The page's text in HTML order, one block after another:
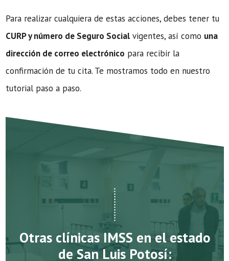
Para realizar cualquiera de estas acciones, debes tener tu
CURP y número de Seguro Social vigentes, así como una
dirección de correo electrónico para recibir la
confirmación de tu cita. Te mostramos todo en nuestro
tutorial paso a paso.
Otras clínicas IMSS en el estado
de San Luis Potosí: